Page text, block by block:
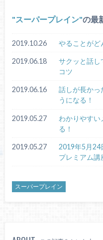
スーパープレイン の最
2019.10.26 やることがど
2019.06.18
サクッと話し
コツ
2019.06.16
話しが長かっ
うになる！
2019.05.27
わかりやすい
る！
2019.05.27
2019年5月24
プレミアム講
スーパープレイン